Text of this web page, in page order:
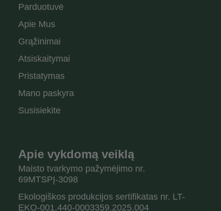
Parduotuvė
Apie Mus
Grąžinimai
Atsiskaitymai
Pristatymas
Mano paskyra
Susisiekite
Apie vykdomą veiklą
Maisto tvarkymo pažymėjimo nr.
69MTSPĮ-3098
Ekologiškos produkcijos sertifikatas nr. LT-
EKO-001.440-0003359.2025.004